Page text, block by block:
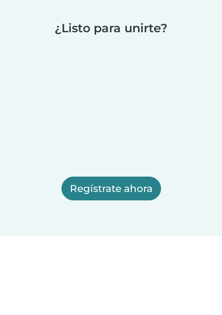
¿Listo para unirte?
Regístrate ahora